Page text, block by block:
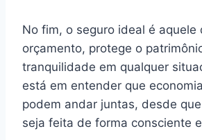
No fim, o seguro ideal é aquele
orçamento, protege o
tranquilidade em qualquer
está em entender que
podem andar juntas, desde
seja feita de forma consciente